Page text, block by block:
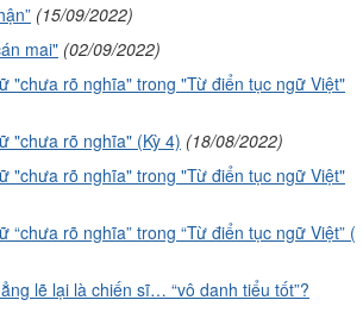
(15/09/2022)
mai" (02/09/2022)
"chưa rõ nghĩa" trong "Từ điển tục ngữ Việt"
"chưa rõ nghĩa" (Kỳ 4) (18/08/2022)
"chưa rõ nghĩa" trong "Từ điển tục ngữ Việt"
“chưa rõ nghĩa” trong “Từ điển tục ngữ Việt” (
lẽ lại là chiến sĩ… “vô danh tiểu tốt”?